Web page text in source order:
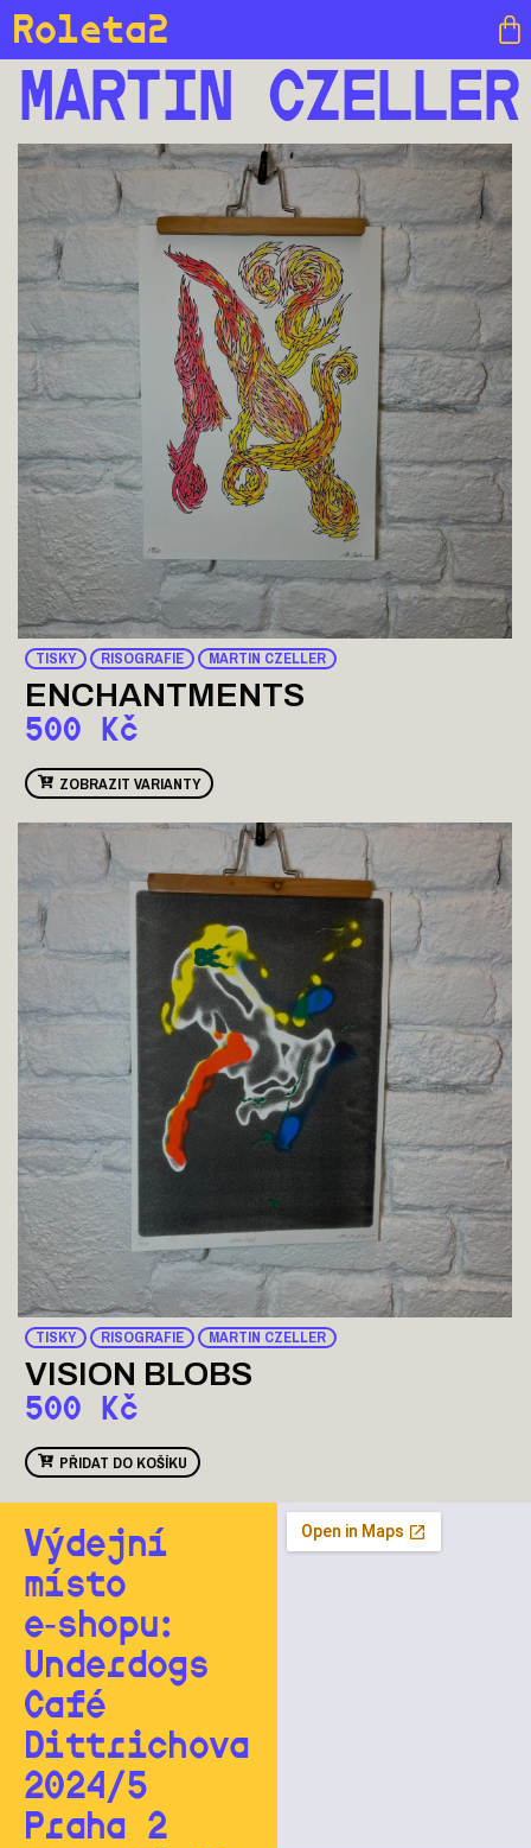
Roleta2
MARTIN CZELLER
TISKY RISOGRAFIE MARTIN CZELLER
ENCHANTMENTS
500 Kč
ZOBRAZIT VARIANTY
TISKY RISOGRAFIE MARTIN CZELLER
VISION BLOBS
500 Kč
PŘIDAT DO KOŠÍKU
Výdejní
místo
e‑shopu:
Underdogs
Café
Dittrichova
2024/5
Praha 2